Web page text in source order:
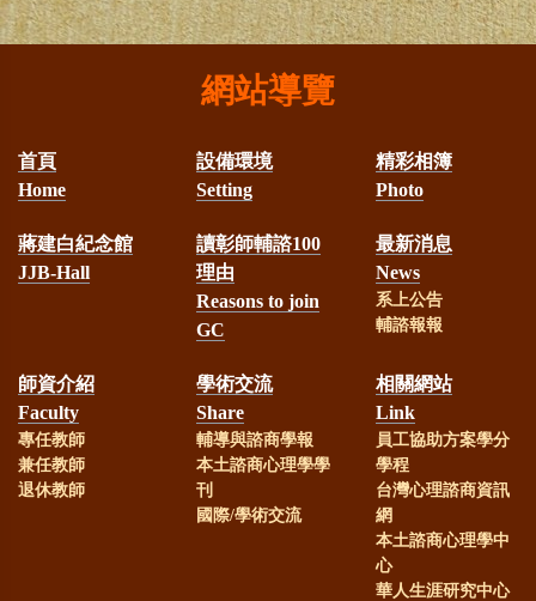
網站導覽
首頁
Home
設備環境
Setting
精彩相簿
Photo
蔣建白紀念館
JJB-Hall
讀彰師輔諮100
理由
Reasons to join
GC
最新消息
News
系上公告
輔諮報報
師資介紹
Faculty
專任教師
兼任教師
退休教師
學術交流
Share
輔導與諮商學報
本土諮商心理學學
刊
國際/學術交流
相關網站
Link
員工協助方案學分
學程
台灣心理諮商資訊
網
本土諮商心理學中
心
華人生涯研究中心